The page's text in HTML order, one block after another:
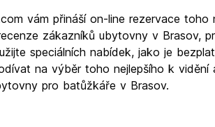
vám přináší on-line rezervace
zákazníků ubytovny v Brasov,
speciálních nabídek, jako je
na výběr toho nejlepšího k
pro batůžkáře v Brasov.